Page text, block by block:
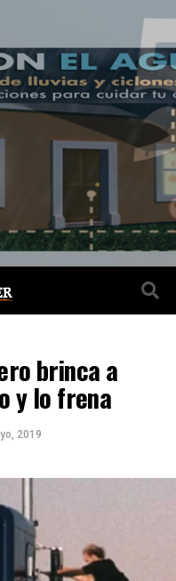
brinca a
y lo frena
2019